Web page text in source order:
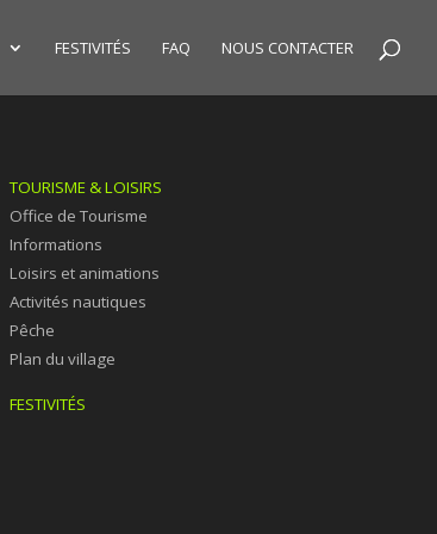
FESTIVITÉS FAQ NOUS CONTACTER
TOURISME & LOISIRS
Office de Tourisme
Informations
Loisirs et animations
Activités nautiques
Pêche
Plan du village
FESTIVITÉS